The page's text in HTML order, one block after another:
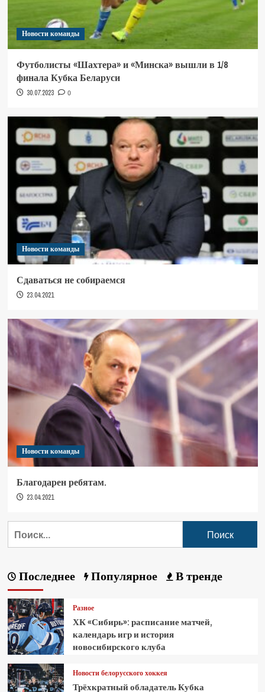
Новости команды
Футболисты «Шахтера» и «Минска» вышли в 1/8
финала Кубка Беларуси
30.07.2023 0
Новости команды
Сдаваться не собираемся
23.04.2021
Новости команды
Благодарен ребятам.
23.04.2021
Последнее Популярное В тренде
Разное
ХК «Сибирь»: расписание матчей,
календарь игр и история
новосибирского клуба
Новости белорусского хоккея
Трёхкратный обладатель Кубка